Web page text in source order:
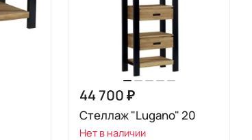
44 700 ₽
Стеллаж "Lugano" 20
Нет в наличии